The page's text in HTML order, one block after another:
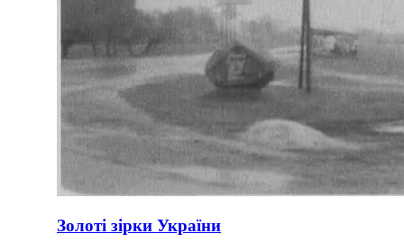
Золоті зірки України